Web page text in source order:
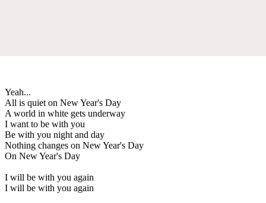
Yeah...
All is quiet on New Year's Day
A world in white gets underway
I want to be with you
Be with you night and day
Nothing changes on New Year's Day
On New Year's Day
I will be with you again
I will be with you again